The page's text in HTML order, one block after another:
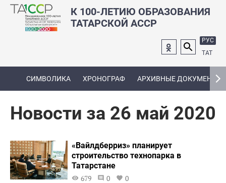
К 100-ЛЕТИЮ ОБРАЗОВАНИЯ
ТАТАРСКОЙ АССР
РУС
ТАТ
СИМВОЛИКА ХРОНОГРАФ АРХИВНЫЕ ДОКУМЕНТЫ
Новости за 26 май 2020
«Вайлдберриз» планирует
строительство технопарка в
Татарстане
679
0 0